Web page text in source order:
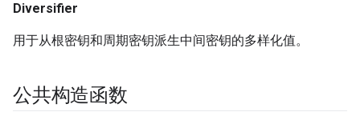
Diversifier
用于从根密钥和周期密钥派生中间密钥的多样化值。
公共构造函数